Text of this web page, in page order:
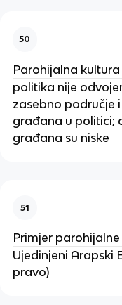
50
Parohijalna kultura
politika nije
zasebno područje
građana u politici;
građana su niske
51
Primjer
Ujedinjeni Arapski
pravo)